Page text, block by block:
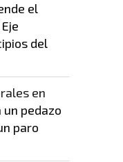
el
del
en
pedazo
paro